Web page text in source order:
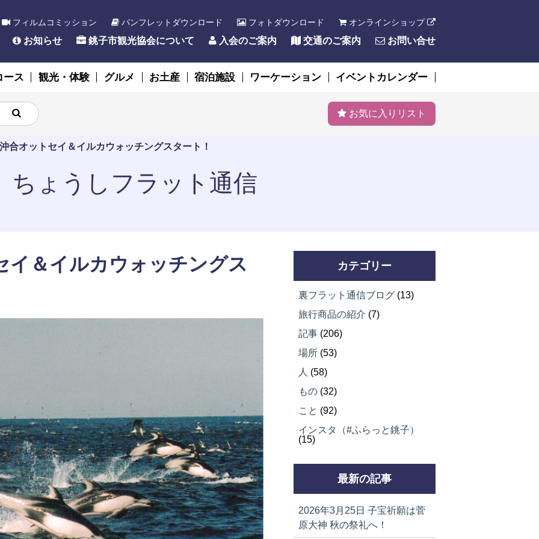
フィルムコミッション パンフレットダウンロード フォトダウンロード オンラインショップ
お知らせ 銚子市観光協会について 入会のご案内 交通のご案内 お問い合せ
ース 観光・体験 グルメ お土産 宿泊施設 ワーケーション イベントカレンダー
お気に入りリスト
合オットセイ＆イルカウォッチングスタート！
ちょうしフラット通信
イ＆イルカウォッチングス カテゴリー
裏フラット通信ブログ (13)
旅行商品の紹介 (7)
記事 (206)
場所 (53)
人 (58)
もの (32)
こと (92)
インスタ（#ふらっと銚子）
(15)
最新の記事
2026年3月25日 子宝祈願は菅
原大神 秋の祭礼へ！